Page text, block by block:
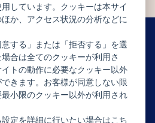
ター配信登録はこちら
しています。クッキーは本サイ
か、アクセス状況の分析などに
する」または「拒否する」を選
合は全てのクッキーが利用さ
トの動作に必要なクッキー以外
きます。お客様が同意しない限
小限のクッキー以外が利用され
定を詳細に行いたい場合はこち